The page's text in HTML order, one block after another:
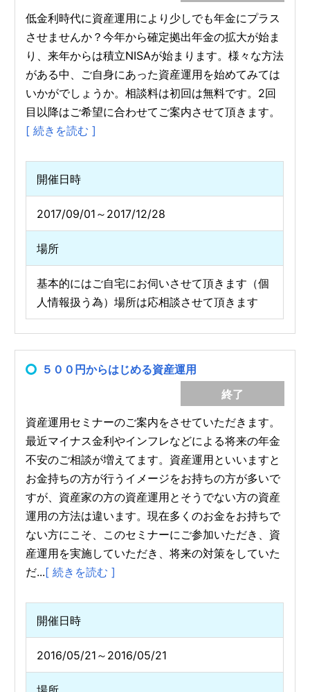
低金利時代に資産運用により少しでも年金にプラス
させませんか？今年から確定拠出年金の拡大が始ま
り、来年からは積立NISAが始まります。様々な方法
がある中、ご自身にあった資産運用を始めてみては
いかがでしょうか。相談料は初回は無料です。2回
目以降はご希望に合わせてご案内させて頂きます。
[ 続きを読む ]
開催日時
2017/09/01～2017/12/28
場所
基本的にはご自宅にお伺いさせて頂きます（個
人情報扱う為）場所は応相談させて頂きます
５００円からはじめる資産運用
終了
資産運用セミナーのご案内をさせていただきます。
最近マイナス金利やインフレなどによる将来の年金
不安のご相談が増えてます。資産運用といいますと
お金持ちの方が行うイメージをお持ちの方が多いで
すが、資産家の方の資産運用とそうでない方の資産
運用の方法は違います。現在多くのお金をお持ちで
ない方にこそ、このセミナーにご参加いただき、資
産運用を実施していただき、将来の対策をしていた
だ...[ 続きを読む ]
開催日時
2016/05/21～2016/05/21